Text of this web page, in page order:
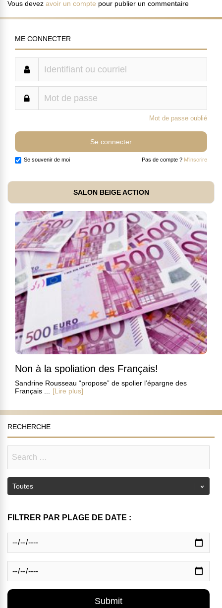
Vous devez avoir un compte pour publier un commentaire
ME CONNECTER
Mot de passe oublié
Se souvenir de moi Pas de compte ? M'inscrire
SALON BEIGE ACTION
Non à la spoliation des Français!
Sandrine Rousseau “propose” de spolier l’épargne des
Français ...
[Lire plus]
RECHERCHE
FILTRER PAR PLAGE DE DATE :